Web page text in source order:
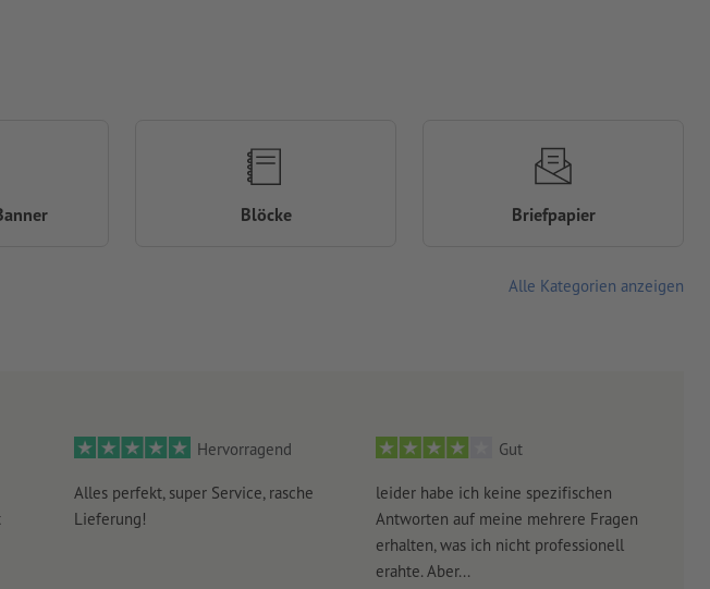
Hervorragend
Alles perfekt, super Service, rasche
Lieferung!
Gut
leider habe ich keine spezifischen
Antworten auf meine mehrere Fragen
erhalten, was ich nicht professionell
erahte. Aber...
Blöcke Briefpapier
Alle Kategorien anzeigen